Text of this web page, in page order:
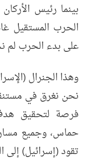
بينما رئيس
على بدء الحرب لم
وهذا الجنرال
نحن نغرق في
فرصة لتحقيق
حماس، وجميع
تقود (إسرائيل) إلى